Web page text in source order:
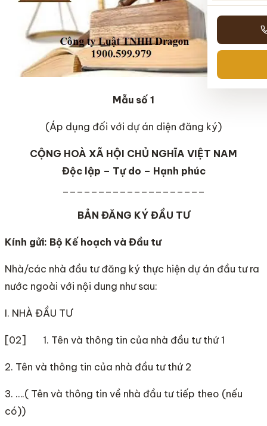
Mẫu số 1
(Áp dụng đối với dự án diện đăng ký)
CỘNG HOÀ XÃ HỘI CHỦ NGHĨA VIỆT NAM
Độc lập – Tự do – Hạnh phúc
BẢN ĐĂNG KÝ ĐẦU TƯ
Kính gửi: Bộ Kế hoạch và Đầu tư
Nhà/các nhà đầu tư đăng ký thực hiện dự án đầu tư ra
nước ngoài với nội dung như sau:
I. NHÀ ĐẦU TƯ
[02] 1. Tên và thông tin của nhà đầu tư thứ 1
2. Tên và thông tin của nhà đầu tư thứ 2
3. ….( Tên và thông tin về nhà đầu tư tiếp theo (nếu
có))